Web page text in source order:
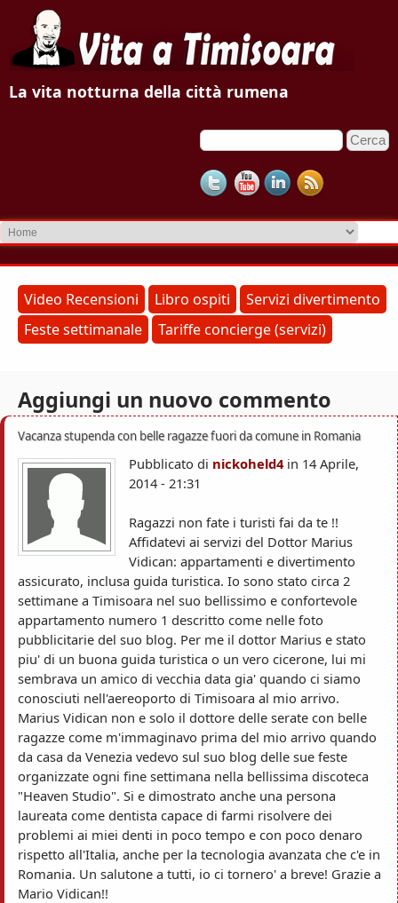
V
a
T
m
s
o
a
La vita notturna della città rumena
F
o
r
m
d
i
r
i
c
c
a
C
r
c
a
Video Recensioni Libro ospiti
Servizi divertimento
Feste settimanale
Tariffe concierge (servizi)
Aggiungi un nuovo commento
Vacanza stupenda con belle ragazze fuori da comune in Romania
Pubblicato di nickoheld4in 14 Aprile,
2014 - 21:31
Ragazzi non fate i turisti fai da te !!
Affidatevi ai servizi del Dottor Marius
Vidican: appartamenti e divertimento
assicurato, inclusa guida turistica. Io sono stato circa 2
settimane a Timisoara nel suo bellissimo e confortevole
appartamento numero 1 descritto come nelle foto
pubblicitarie del suo blog. Per me il dottor Marius e stato
piu' di un buona guida turistica o un vero cicerone, lui mi
sembrava un amico di vecchia data gia' quando ci siamo
conosciuti nell'aereoporto di Timisoara al mio arrivo.
Marius Vidican non e solo il dottore delle serate con belle
ragazze come m'immaginavo prima del mio arrivo quando
da casa da Venezia vedevo sul suo blog delle sue feste
organizzate ogni fine settimana nella bellissima discoteca
"Heaven Studio". Si e dimostrato anche una persona
laureata come dentista capace di farmi risolvere dei
problemi ai miei denti in poco tempo e con poco denaro
rispetto all'Italia, anche per la tecnologia avanzata che c'e in
Romania. Un salutone a tutti, io ci tornero' a breve! Grazie a
Mario Vidican!!